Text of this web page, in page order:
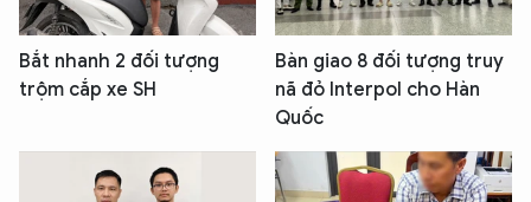
Bắt nhanh 2 đối tượng
trộm cắp xe SH
Bàn giao 8 đối tượng truy
nã đỏ Interpol cho Hàn
Quốc